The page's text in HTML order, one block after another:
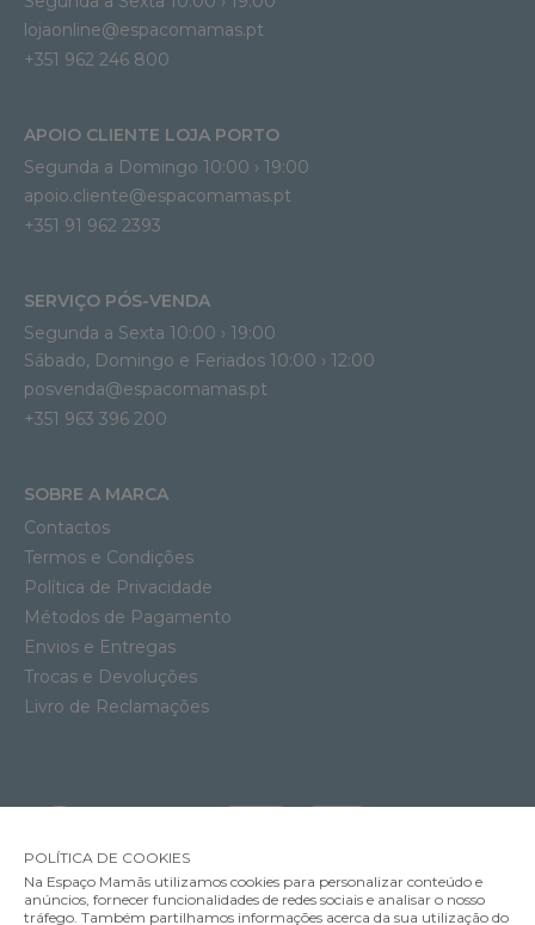
lojaonline@espacomamas.pt
+351 962 246 800
APOIO CLIENTE LOJA PORTO
Segunda a Domingo 10:00 › 19:00
apoio.cliente@espacomamas.pt
+351 91 962 2393
SERVIÇO PÓS-VENDA
Segunda a Sexta 10:00 › 19:00
Sábado, Domingo e Feriados 10:00 › 12:00
posvenda@espacomamas.pt
+351 963 396 200
SOBRE A MARCA
Contactos
Termos e Condições
Política de Privacidade
Métodos de Pagamento
Envios e Entregas
Trocas e Devoluções
Livro de Reclamações
POLÍTICA DE COOKIES
Na Espaço Mamãs utilizamos cookies para personalizar conteúdo e
anúncios, fornecer funcionalidades de redes sociais e analisar o nosso
tráfego. Também partilhamos informações acerca da sua utilização do